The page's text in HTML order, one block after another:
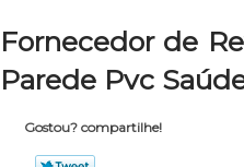
Fornecedor de
Parede Pvc
Gostou? compartilhe!